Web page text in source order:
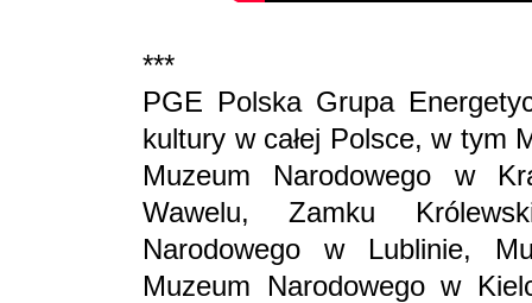
***
PGE Polska Grupa
kultury w całej Polsce, w tym
Muzeum Narodowego w
Wawelu, Zamku
Narodowego w Lublinie,
Muzeum Narodowego w